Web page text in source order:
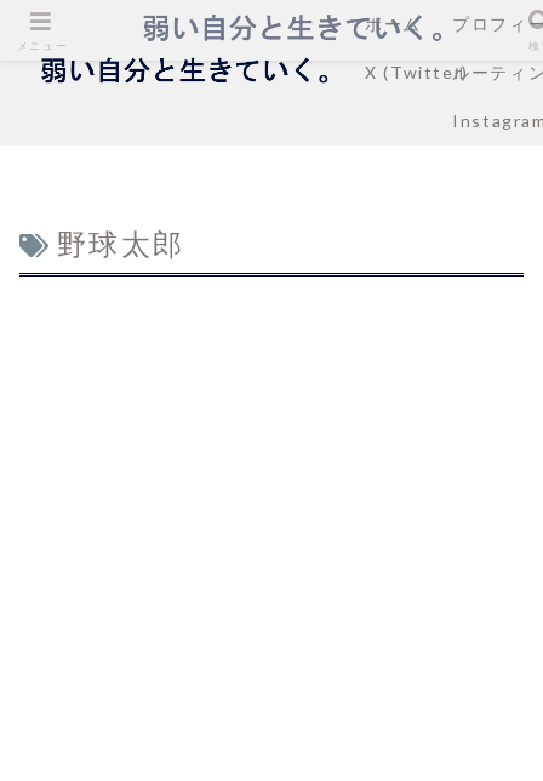
ホーム プロフィ
X (Twitter)ルーティ
野球太郎
メニュー